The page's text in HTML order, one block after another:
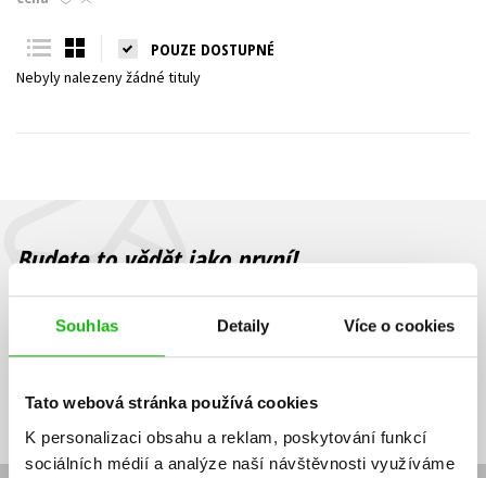
Souhlas Detaily Více o cookies
Tato webová stránka používá cookies
K personalizaci obsahu a reklam, poskytování funkcí
sociálních médií a analýze naší návštěvnosti využíváme
Young adult (SK)
Všechny tituly
POUZE DOSTUPNÉ
Nebyly nalezeny žádné tituly
Budete to vědět jako první!
Zajímá Vás, jaký knižní hit právě vychází, na jaké zboží je výhodná
sleva, jaká běží soutěž o ceny? Přihlášením k odběru našich e-
souhlasíte se zpracováním osobních údajů
mailová
adresa
mailová
adresa
Vaše e-mailová adresa Přihlásit se